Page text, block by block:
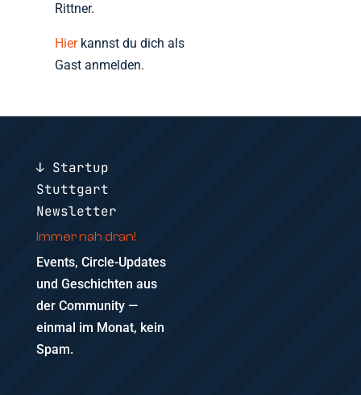
Rittner.
Hierkannst du dich als
Gast anmelden.
↓ Startup
Stuttgart
Newsletter
Immer nah dran!
Events, Circle-Updates
und Geschichten aus
der Community —
einmal im Monat, kein
Spam.